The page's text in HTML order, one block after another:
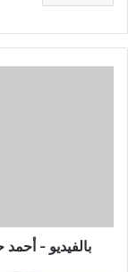
مميزة
بالفيديو -